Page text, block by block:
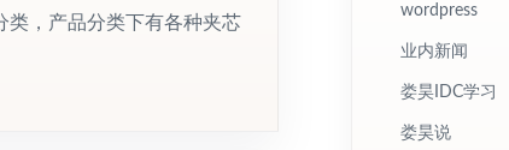
类，产品分类下有各种夹芯
wordpress
业内新闻
娄昊IDC学习
娄昊说